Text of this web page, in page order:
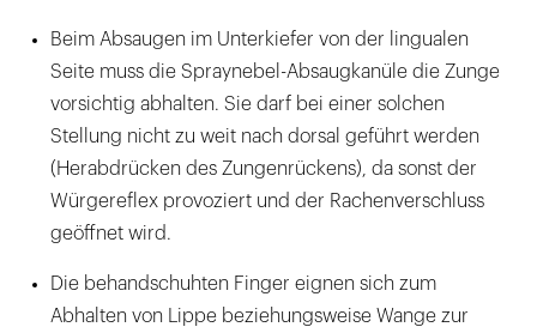
Beim Absaugen im Unterkiefer von der lingualen
Seite muss die Spraynebel-Absaugkanüle die Zunge
vorsichtig abhalten. Sie darf bei einer solchen
Stellung nicht zu weit nach dorsal geführt werden
(Herabdrücken des Zungenrückens), da sonst der
Würgereflex provoziert und der Rachenverschluss
geöffnet wird.
Die behandschuhten Finger eignen sich zum
Abhalten von Lippe beziehungsweise Wange zur